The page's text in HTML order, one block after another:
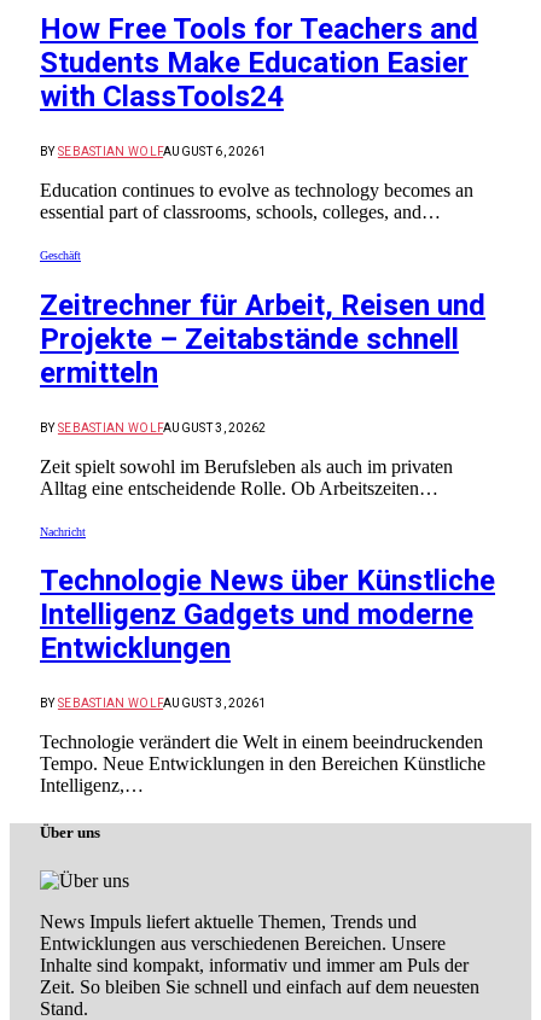
How Free Tools for Teachers and
Students Make Education Easier
with ClassTools24
BY SEBASTIAN WOLFAUGUST 6, 20261
Education continues to evolve as technology becomes an
essential part of classrooms, schools, colleges, and…
Geschäft
Zeitrechner für Arbeit, Reisen und
Projekte – Zeitabstände schnell
ermitteln
BY SEBASTIAN WOLFAUGUST 3, 20262
Zeit spielt sowohl im Berufsleben als auch im privaten
Alltag eine entscheidende Rolle. Ob Arbeitszeiten…
Nachricht
Technologie News über Künstliche
Intelligenz Gadgets und moderne
Entwicklungen
BY SEBASTIAN WOLFAUGUST 3, 20261
Technologie verändert die Welt in einem beeindruckenden
Tempo. Neue Entwicklungen in den Bereichen Künstliche
Intelligenz,…
Über uns
News Impuls liefert aktuelle Themen, Trends und
Entwicklungen aus verschiedenen Bereichen. Unsere
Inhalte sind kompakt, informativ und immer am Puls der
Zeit. So bleiben Sie schnell und einfach auf dem neuesten
Stand.